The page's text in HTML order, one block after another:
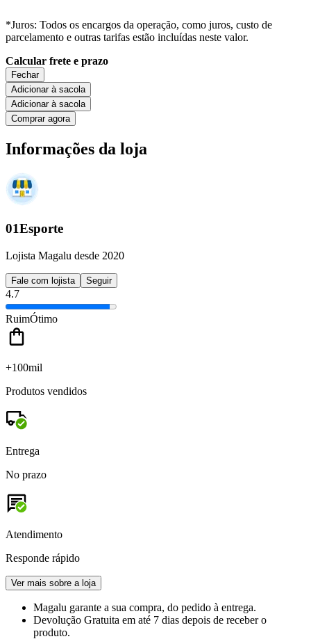
*Juros: Todos os encargos da operação, como juros, custo de
parcelamento e outras tarifas estão incluídas neste valor.
Calcular frete e prazo
Fechar
Adicionar à sacola
Adicionar à sacola
Comprar agora
Informações da loja
01Esporte
Lojista Magalu desde 2020
Fale com lojista Seguir
4.7
RuimÓtimo
+100mil
Produtos vendidos
Entrega
No prazo
Atendimento
Responde rápido
Ver mais sobre a loja
Magalu garante a sua compra, do pedido à entrega.
Devolução Gratuita em até 7 dias depois de receber o
produto.